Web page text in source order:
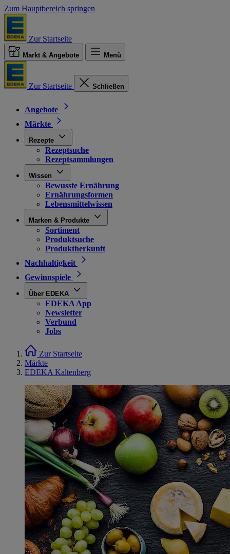
Zum Hauptbereich springen
Zur Startseite
Markt & Angebote Menü
Zur Startseite Schließen
Angebote
Märkte
Rezepte
Rezeptsuche
Rezeptsammlungen
Wissen
Bewusste Ernährung
Ernährungsformen
Lebensmittelwissen
Marken & Produkte
Sortiment
Produktsuche
Produktherkunft
Nachhaltigkeit
Gewinnspiele
Über EDEKA
EDEKA App
Newsletter
Verbund
Jobs
Zur Startseite
Märkte
EDEKA Kaltenberg